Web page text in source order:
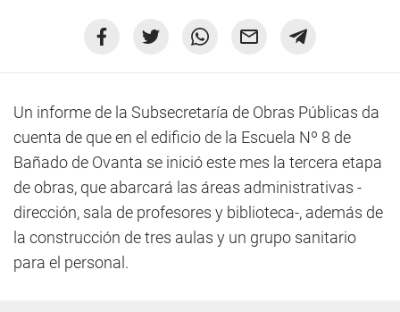
Un informe de la Subsecretaría de Obras Públicas da
cuenta de que en el edificio de la Escuela Nº 8 de
Bañado de Ovanta se inició este mes la tercera etapa
de obras, que abarcará las áreas administrativas -
dirección, sala de profesores y biblioteca-, además de
la construcción de tres aulas y un grupo sanitario
para el personal.